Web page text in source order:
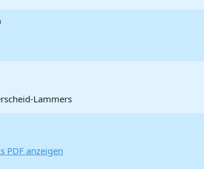
Lammers
PDF anzeigen